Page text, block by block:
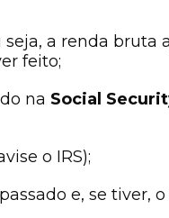
seja, a renda bruta
feito;
na Social
o IRS);
e, se tiver, o